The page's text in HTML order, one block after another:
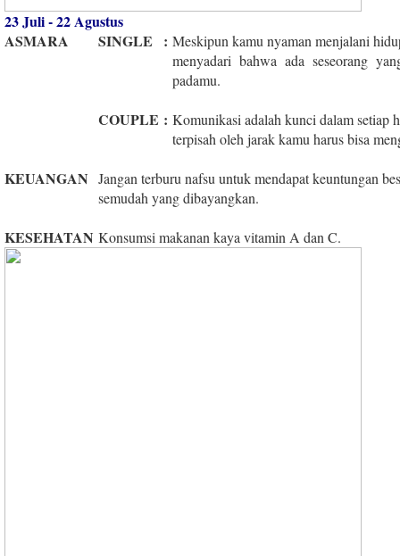
23 Juli - 22 Agustus
ASMARA
SINGLE : Meskipun kamu nyaman menjalani
menyadari bahwa ada seseorang
padamu.
COUPLE : Komunikasi adalah kunci dalam setiap
terpisah oleh jarak kamu harus bisa
KEUANGAN Jangan terburu nafsu untuk mendapat keuntungan
semudah yang dibayangkan.
KESEHATAN Konsumsi makanan kaya vitamin A dan C.